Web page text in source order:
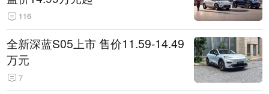
116
全新深蓝S05上市 售价11.59-14.49
万元
7